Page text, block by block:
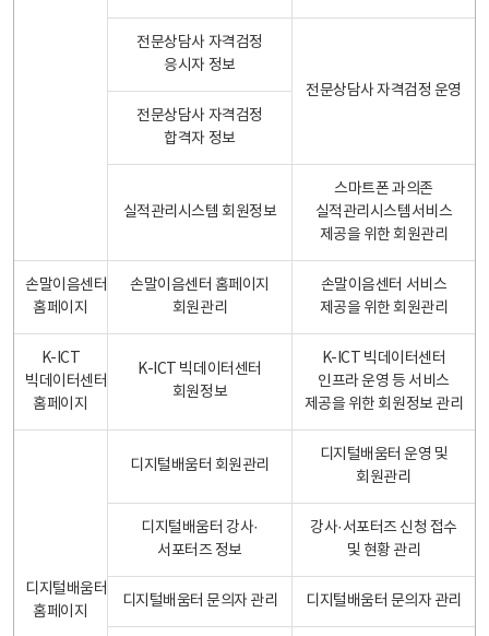
전문상담사 자격검정
응시자 정보
전문상담사 자격검정 운영
전문상담사 자격검정
합격자 정보
실적관리시스템 회원정보
스마트폰 과의존
실적관리시스템서비스
제공을 위한 회원관리
손말이음센터
홈페이지
손말이음센터 홈페이지
회원관리
손말이음센터 서비스
제공을 위한 회원관리
K-ICT
빅데이터센터
홈페이지
K-ICT 빅데이터센터
회원정보
K-ICT 빅데이터센터
인프라 운영 등 서비스
제공을 위한 회원정보 관리
디지털배움터
홈페이지
디지털배움터 회원관리
디지털배움터 운영 및
회원관리
디지털배움터 강사·
서포터즈 정보
강사·서포터즈 신청 접수
및 현황 관리
디지털배움터 문의자 관리 디지털배움터 문의자 관리